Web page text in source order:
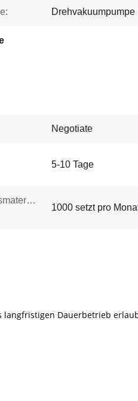
Drehvakuumpumpe
Negotiate
5-10 Tage
1000 setzt pro
Dauerbetrieb